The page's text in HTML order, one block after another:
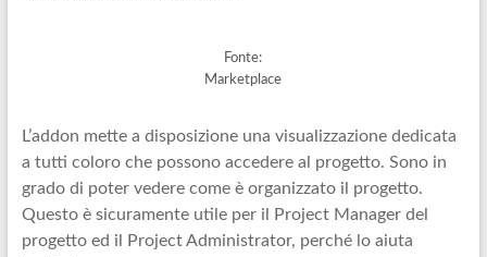
Fonte:
Marketplace
L’addon mette a disposizione una visualizzazione dedicata
a tutti coloro che possono accedere al progetto. Sono in
grado di poter vedere come è organizzato il progetto.
Questo è sicuramente utile per il Project Manager del
progetto ed il Project Administrator, perché lo aiuta